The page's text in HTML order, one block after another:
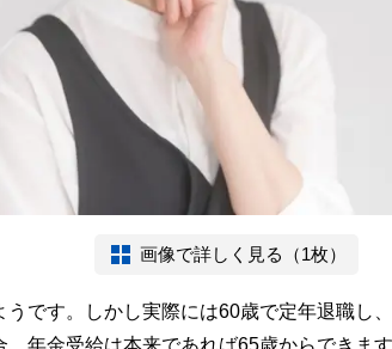
画像で詳しく見る（1枚）
です。しかし実際には60歳で定年退職し
年金受給は本来であれば65歳からできま